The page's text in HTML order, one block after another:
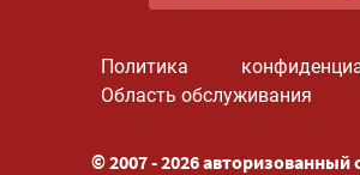
Политика
Область обслуживания
© 2007 - 2026 авторизованный